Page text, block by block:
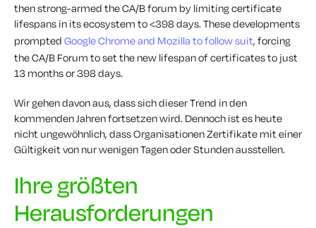
then strong-armed the CA/B forum by limiting certificate
lifespans in its ecosystem to <398 days. These developments
prompted Google Chrome and Mozilla to follow suit, forcing
the CA/B Forum to set the new lifespan of certificates to just
13 months or 398 days.
Wir gehen davon aus, dass sich dieser Trend in den
kommenden Jahren fortsetzen wird. Dennoch ist es heute
nicht ungewöhnlich, dass Organisationen Zertifikate mit einer
Gültigkeit von nur wenigen Tagen oder Stunden ausstellen.
Ihre größten
Herausforderungen